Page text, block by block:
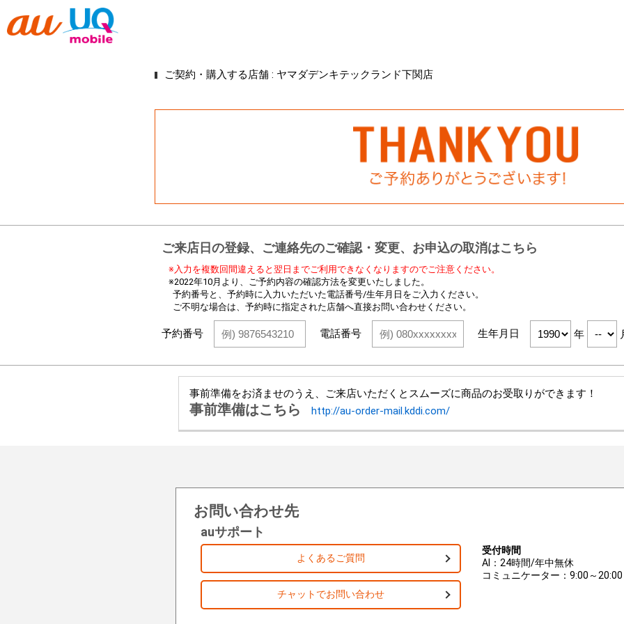
ご契約・購入する店舗 : ヤマダデンキテックランド下関店
ご来店日の登録、ご連絡先のご確認・変更、お申込の取消はこちら
※入力を複数回間違えると翌日までご利用できなくなりますのでご注意ください。
※2022年10月より、ご予約内容の確認方法を変更いたしました。
予約番号と、予約時に入力いただいた電話番号/生年月日をご入力ください。
ご不明な場合は、予約時に指定された店舗へ直接お問い合わせください。
予約番号 電話番号 生年月日 年
事前準備をお済ませのうえ、ご来店いただくとスムーズに商品のお受取りができます！
事前準備はこちら http://au-order-mail.kddi.com/
お問い合わせ先
auサポート
よくあるご質問
チャットでお問い合わせ
受付時間
AI：24時間/年中無休
コミュニケーター：9:00～20:00